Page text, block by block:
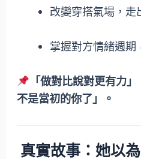
改變穿搭氣場，走
掌握對方情緒週期
「做對比說對更有力
不是當初的你了」。
真實故事：她以